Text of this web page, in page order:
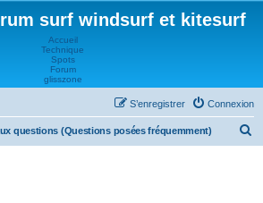
surf windsurf et kitesurf
Accueil
Technique
Spots
Forum
glisszone
Connexion
S’enregistrer
questions (Questions posées fréquemment)